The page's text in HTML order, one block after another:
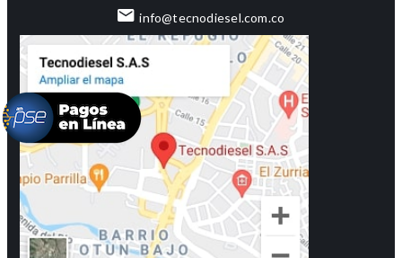
info@tecnodiesel.com.co